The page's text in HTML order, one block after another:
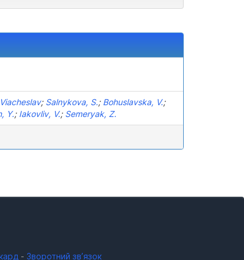
; Salnykova, S.; Bohuslavska, V.;
Y.; Iakovliv, V.; Semeryak, Z.
- Зворотний зв’язок